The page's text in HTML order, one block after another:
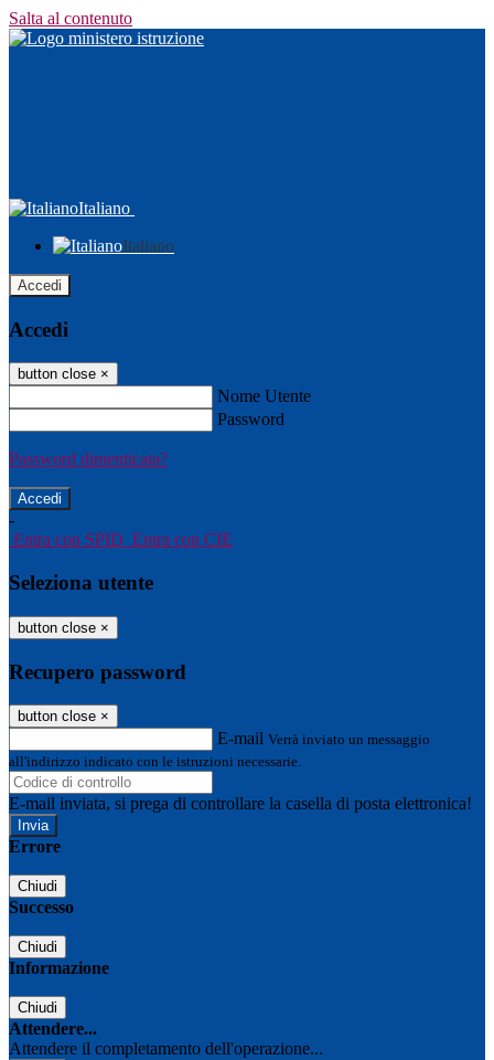
Salta al contenuto
Italiano
Italiano
Accedi
Accedi
button close ×
Nome Utente
Password
Password dimenticata?
-
Entra con SPID Entra con CIE
Seleziona utente
button close ×
Recupero password
button close ×
E-mail Verrà inviato un messaggio
all'indirizzo indicato con le istruzioni necessarie.
E-mail inviata, si prega di controllare la casella di posta elettronica!
Errore
Chiudi
Successo
Chiudi
Informazione
Chiudi
Attendere...
Attendere il completamento dell'operazione...